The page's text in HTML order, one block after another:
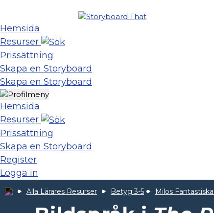
Hemsida
Resurser
Prissättning
Skapa en Storyboard
Skapa en Storyboard
Hemsida
Resurser
Prissättning
Skapa en Storyboard
Register
Logga in
Alla Lärares Resurser Betyg 3-5 Milos